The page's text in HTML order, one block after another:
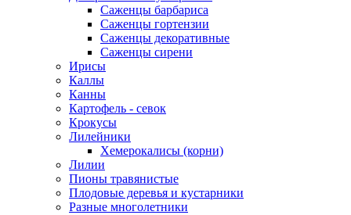
Саженцы барбариса
Саженцы гортензии
Саженцы декоративные
Саженцы сирени
Ирисы
Каллы
Канны
Картофель - севок
Крокусы
Лилейники
Хемерокалисы (корни)
Лилии
Пионы травянистые
Плодовые деревья и кустарники
Разные многолетники